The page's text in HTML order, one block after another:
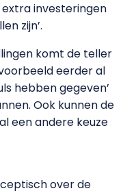
investeringen
zijn’.
komt de teller
eerder al
hebben gegeven’
Ook kunnen de
een andere keuze
over de